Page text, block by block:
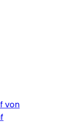
von